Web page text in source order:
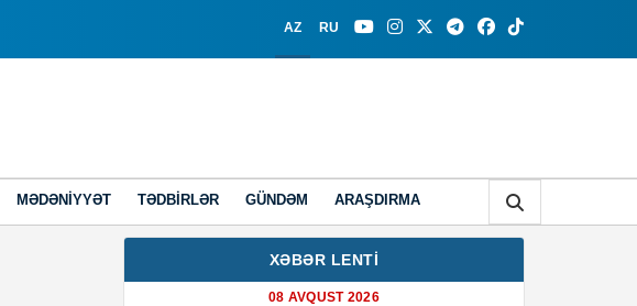
AZ RU
MƏDƏNIYYƏT TƏDBIRLƏR GÜNDƏM ARAŞDIRMA
XƏBƏR LENTİ
08 AVQUST 2026